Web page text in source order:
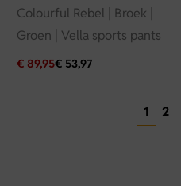
Colourful Rebel | Broek |
Groen | Vella sports pants
€89,95€ 53,97
1 2